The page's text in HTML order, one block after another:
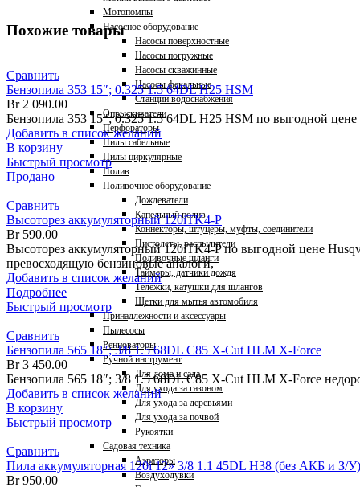
Мотопомпы
Насосное оборудование
Насосы поверхностные
Насосы погружные
Насосы скважинные
Насосы фекальные
Станции водоснабжения
Опрыскиватели
Перфораторы
Пилы сабельные
Пилы циркулярные
Полив
Поливочное оборудование
Дождеватели
Капельный полив
Коннекторы, штуцеры, муфты, соединители
Пистолеты, распылители
Поливочные шланги
Таймеры, датчики дождя
Тележки, катушки для шлангов
Щетки для мытья автомобиля
Принадлежности и аксессуары
Пылесосы
Ренноваторы
Ручной инструмент
Для дома и сада
Для ухода за газоном
Для ухода за деревьями
Для ухода за почвой
Рукоятки
Садовая техника
Аэраторы
Воздуходувки
Похожие товары
Сравнить
Бензопила 353 15″; 0.325 1.5 64DL H25 HSM
Br2 090.00
Бензопила 353 15″; 0.325 1.5 64DL H25 HSM по выгодной
Добавить в список желаний
В корзину
Быстрый просмотр
Продано
Сравнить
Высоторез аккумуляторный 120iTK4-P
Br590.00
Высоторез аккумуляторный 120iTK4-P по выгодной цене
превосходящую бензиновые аналоги,
Добавить в список желаний
Подробнее
Быстрый просмотр
Сравнить
Бензопила 565 18″; 3/8 1.5 68DL C85 X-Cut HLM X-Force
Br3 450.00
Бензопила 565 18″; 3/8 1.5 68DL C85 X-Cut HLM X-Force
Добавить в список желаний
В корзину
Быстрый просмотр
Сравнить
Пила аккумуляторная 120i 12» 3/8 1.1 45DL H38 (без АКБ и З/У)
Br950.00